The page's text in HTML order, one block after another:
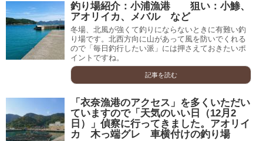
釣り場紹介：小浦漁港 狙い：小鯵、
アオリイカ、メバル など
冬場、北風が強くて釣りにならないときに有難い釣
り場です。北西方向に山があって風を防いでくれる
ので「毎日釣行したい派」には押さえておきたいポ
イントですね。
記事を読む
「衣奈漁港のアクセス」を多くいただい
ていますので「天気のいい日（12月2
日）」偵察に行ってきました。アオリイ
カ 木っ端グレ 車横付けの釣り場